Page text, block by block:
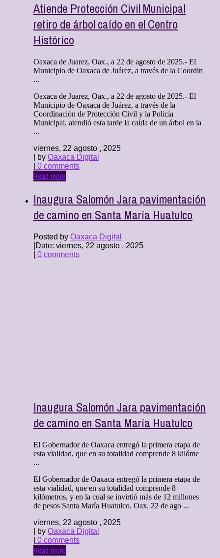
Atiende Protección Civil Municipal
retiro de árbol caído en el Centro
Histórico
Oaxaca de Juarez, Oax., a 22 de agosto de 2025.- El
Municipio de Oaxaca de Juárez, a través de la Coordin
...
Oaxaca de Juarez, Oax., a 22 de agosto de 2025.- El
Municipio de Oaxaca de Juárez, a través de la
Coordinación de Protección Civil y la Policía
Municipal, atendió esta tarde la caída de un árbol en la
...
viernes, 22 agosto , 2025
| by Oaxaca Digital
0 comments
Read more
Inaugura Salomón Jara pavimentación
de camino en Santa María Huatulco
Posted by Oaxaca Digital
Date: viernes, 22 agosto , 2025
0 comments
Inaugura Salomón Jara pavimentación
de camino en Santa María Huatulco
El Gobernador de Oaxaca entregó la primera etapa de
esta vialidad, que en su totalidad comprende 8 kilóme
...
El Gobernador de Oaxaca entregó la primera etapa de
esta vialidad, que en su totalidad comprende 8
kilómetros, y en la cual se invirtió más de 12 millones
de pesos Santa María Huatulco, Oax. 22 de ago ...
viernes, 22 agosto , 2025
| by Oaxaca Digital
0 comments
Read more